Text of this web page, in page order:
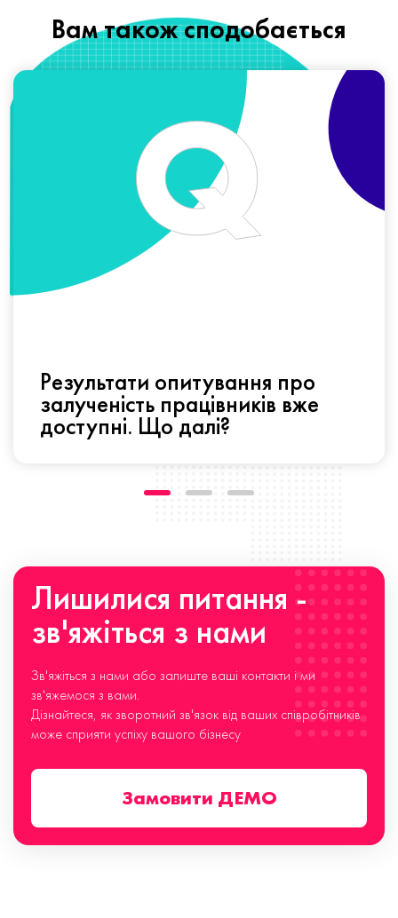
Вам також сподобається
Результати опитування про
залученість працівників вже
доступні. Що далі?
Лишилися питання -
зв'яжіться з нами
Зв'яжіться з нами або залиште ваші контакти і ми
зв'яжемося з вами.
Дізнайтеся, як зворотний зв'язок від ваших співробітників
може сприяти успіху вашого бізнесу
Замовити ДЕМО